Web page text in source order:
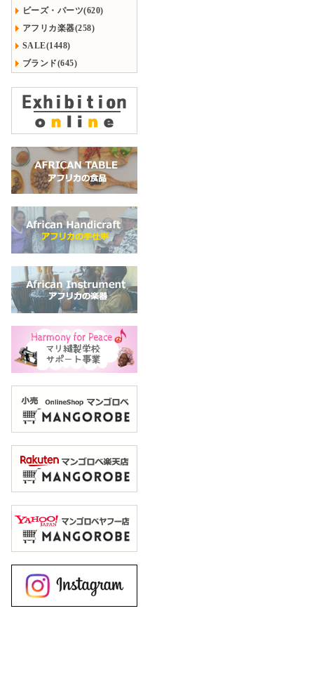
ビーズ・パーツ(620)
アフリカ楽器(258)
SALE(1448)
ブランド(645)